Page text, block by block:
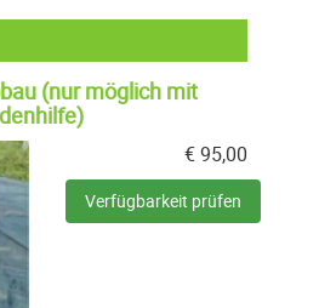
(nur möglich mit
€95,00
Verfügbarkeit prüfen